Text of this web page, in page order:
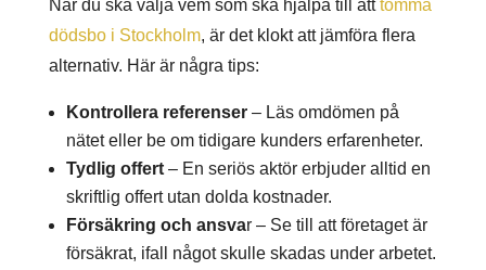
När du ska välja vem som ska hjälpa till atttömma
dödsbo i Stockholm, är det klokt att jämföra flera
alternativ. Här är några tips:
Kontrollera referenser – Läs omdömen på
nätet eller be om tidigare kunders erfarenheter.
Tydlig offert – En seriös aktör erbjuder alltid en
skriftlig offert utan dolda kostnader.
Försäkring och ansvar – Se till att företaget är
försäkrat, ifall något skulle skadas under arbetet.